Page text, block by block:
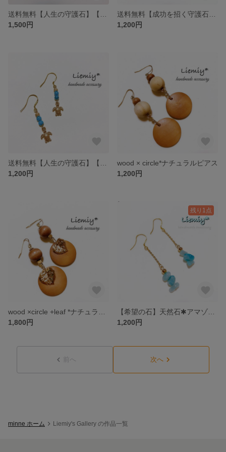
1,500円
1,200円
1,200円
wood × circle*ナチュラルピアス
1,200円
1,800円
残り1点
1,200円
前へ 次へ
minne ホーム Liemiy's Gallery の作品一覧